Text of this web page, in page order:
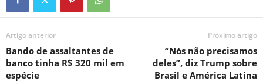
Artigo anterior
Bando de assaltantes de
banco tinha R$ 320 mil em
espécie
Próximo artigo
“Nós não precisamos
deles”, diz Trump sobre
Brasil e América Latina